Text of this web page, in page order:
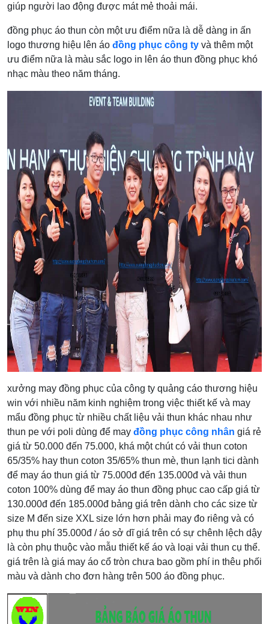
giúp người lao động được mát mẻ thoải mái.
đồng phục áo thun còn một ưu điểm nữa là dễ dàng in ấn
logo thương hiệu lên áo đồng phục công ty và thêm một
ưu điểm nữa là màu sắc logo in lên áo thun đồng phục khó
nhạc màu theo năm tháng.
xưởng may đồng phục của công ty quảng cáo thương hiệu
win với nhiều năm kinh nghiệm trong việc thiết kế và may
mẩu đồng phục từ nhiều chất liệu vải thun khác nhau như
thun pe với poli dùng để may đồng phục công nhân giá rẻ
giá từ 50.000 đến 75.000, khá một chút có vải thun coton
65/35% hay thun coton 35/65% thun mè, thun lạnh tici dành
để may áo thun giá từ 75.000đ đến 135.000đ và vải thun
coton 100% dùng để may áo thun đồng phục cao cấp giá từ
130.000đ đến 185.000đ bảng giá trên dành cho các size từ
size M đến size XXL size lớn hơn phải may đo riêng và có
phụ thu phí 35.000đ / áo sở dĩ giá trên có sự chênh lệch dậy
là còn phụ thuộc vào mẫu thiết kế áo và loại vải thun cụ thể.
giá trên là giá may áo cổ tròn chưa bao gồm phí in thêu phối
màu và dành cho đơn hàng trên 500 áo đồng phục.